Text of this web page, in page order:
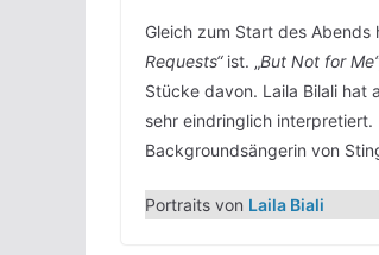
Gleich zum Start des Abends
Requests“ist. „But Not for
Stücke davon. Laila Bilali hat
sehr eindringlich interpretiert.
Backgroundsängerin von
Portraits von Laila Biali